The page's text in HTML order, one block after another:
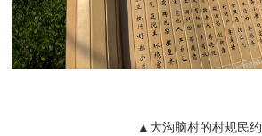
▲大沟脑村的村规民约